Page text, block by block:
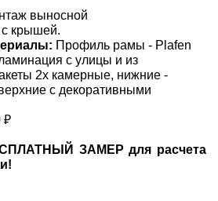
выносной
с крышей.
Профиль рамы - Plafen
с улицы и из
2х камерные, нижние -
с декоративными
₽
ЗАМЕР для расчета